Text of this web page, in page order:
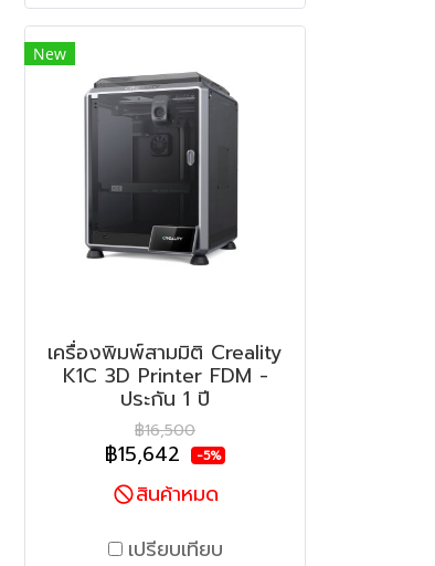
New
เครื่องพิมพ์สามมิติ Creality
K1C 3D Printer FDM -
ประกัน 1 ปี
฿16,500
฿15,642 -5%
สินค้าหมด
เปรียบเทียบ